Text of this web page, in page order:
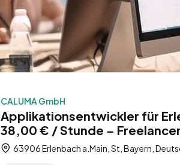
CALUMA GmbH
Applikationsentwickler für
38,00 € / Stunde –
63906 Erlenbach a.Main, St, Bayern,